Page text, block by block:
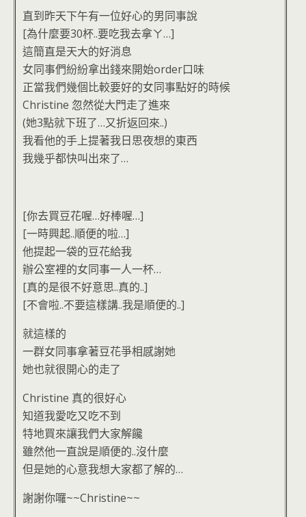
直到昨天下午有一位好心的男同事說
[為什麼要30杯..要吃我去拿ㄚ…]
這簡直是天大的好消息
女同事們紛紛拿出錢來開始order口味
正當我們幾個比較要好的女同事點好的時候
Christine 忽然從大門走了進來
(她3點就下班了…又折返回來..)
我看他的手上提著我日思夜想的東西
我幾乎都快叫出來了…
[你去買豆花喔…好棒喔…]
[一時興起..順便的啦…]
他提起一袋的豆花給我
辦公室裡的女同事一人一杯…
[真的是很不好意思..真的..]
[不會啦..不要這樣講..我是順便的..]
就這樣的
一群女同事拿著豆花爭相感謝她
她也就很開心的走了
Christine 真的很好心
知道我愛吃又吃不到
特地買來讓我們大家解饞
雖然他一直說是順便的..沒什麼
但是她的心意我想大家都了解的…
謝謝你囉~~Christine~~